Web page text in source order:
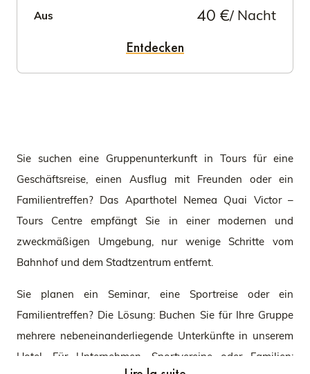
Aus 40 €/ Nacht
Entdecken
Sie suchen eine Gruppenunterkunft in Tours für eine
Geschäftsreise, einen Ausflug mit Freunden oder ein
Familientreffen? Das Aparthotel Nemea Quai Victor –
Tours Centre empfängt Sie in einer modernen und
zweckmäßigen Umgebung, nur wenige Schritte vom
Bahnhof und dem Stadtzentrum entfernt.
Sie planen ein Seminar, eine Sportreise oder ein
Familientreffen? Die Lösung: Buchen Sie für Ihre Gruppe
mehrere nebeneinanderliegende Unterkünfte in unserem
Hotel. Für Unternehmen, Sportvereine oder Familien: